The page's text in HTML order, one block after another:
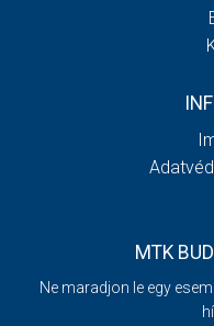
MTK
Ne maradjon le egy